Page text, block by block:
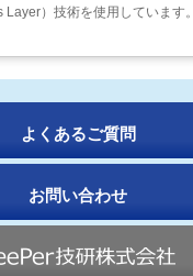
）技術を使用しています。
よくあるご質問
お問い合わせ